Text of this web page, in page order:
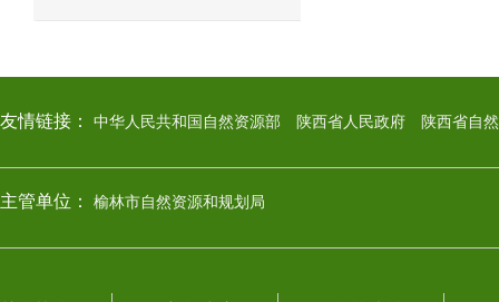
友情链接： 中华人民共和国自然资源部 陕西省人民政府 陕西省自
主管单位： 榆林市自然资源和规划局